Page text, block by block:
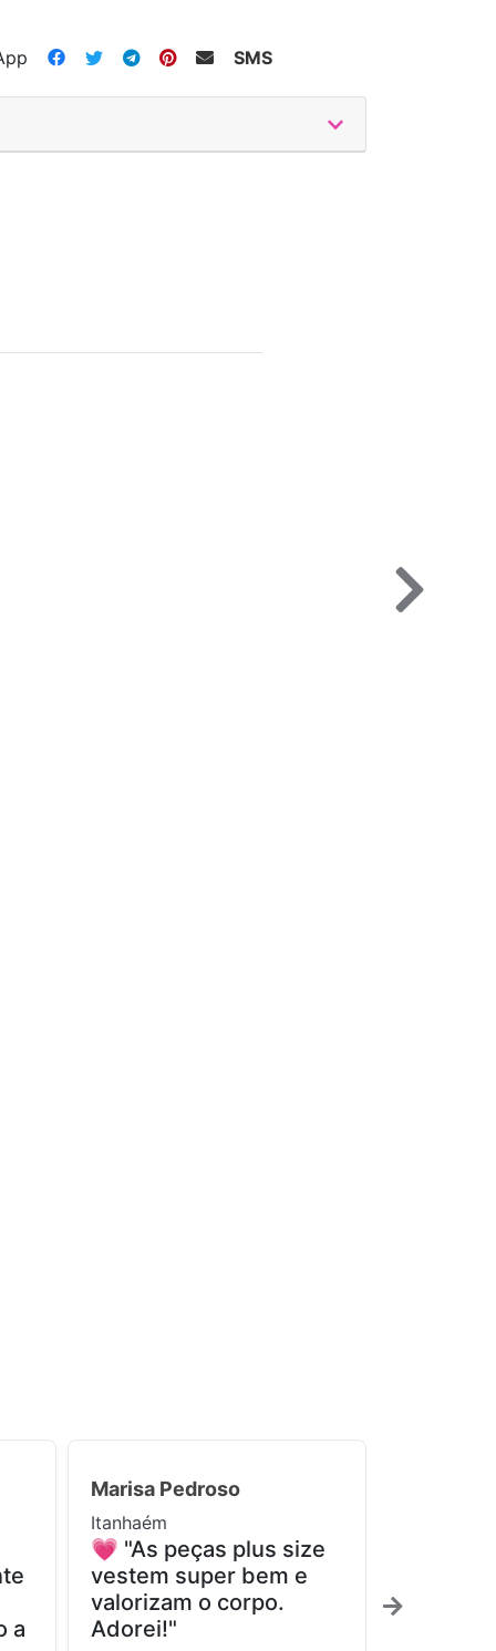
SMS
a
Marisa Pedroso
Itanhaém
💗 "As peças plus size
vestem super bem e
valorizam o corpo.
Adorei!"